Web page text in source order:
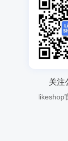
关注
likeshop